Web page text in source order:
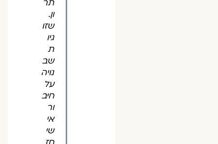
תר
ון.
שזו
גיו
ת
שב
נויה
על
חיב
ור
אי
שי